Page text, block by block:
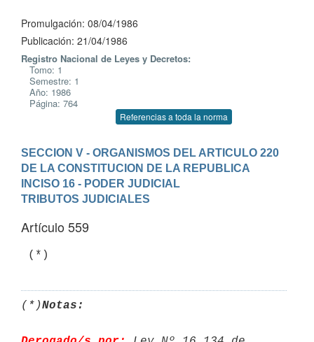
Promulgación: 08/04/1986
Publicación: 21/04/1986
Registro Nacional de Leyes y Decretos:
Tomo: 1
Semestre: 1
Año: 1986
Página: 764
Referencias a toda la norma
SECCION V - ORGANISMOS DEL ARTICULO 220
DE LA CONSTITUCION DE LA REPUBLICA
INCISO 16 - PODER JUDICIAL
TRIBUTOS JUDICIALES
Artículo 559
(*)Notas: